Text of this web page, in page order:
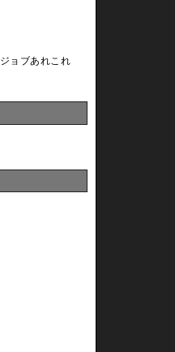
ジョブあれこれ